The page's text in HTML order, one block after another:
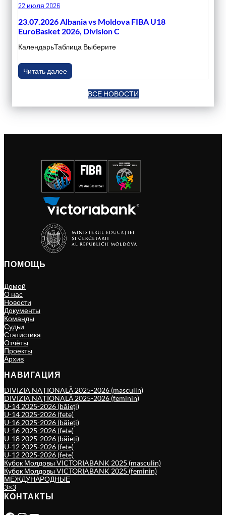
22 июля 2026
23.07.2026 Albania vs Moldova FIBA U18
EuroBasket 2026, Division C
КалендарьТаблица Выберите
Читать далее
ВСЕ НОВОСТИ
ПОМОЩЬ
Домой
О нас
Новости
Документы
Команды
Судьи
Статистика
Отчёты
Проекты
Архив
НАВИГАЦИЯ
DIVIZIA NAȚIONALĂ 2025-2026 (masculin)
DIVIZIA NAȚIONALĂ 2025-2026 (feminin)
U-14 2025-2026 (băieți)
U-14 2025-2026 (fete)
U-16 2025-2026 (băieți)
U-16 2025-2026 (fete)
U-18 2025-2026 (băieți)
U-12 2025-2026 (fete)
U-12 2025-2026 (fete)
Кубок Молдовы VICTORIABANK 2025 (masculin)
Кубок Молдовы VICTORIABANK 2025 (feminin)
МЕЖДУНАРОДНЫЕ
3×3
КОНТАКТЫ